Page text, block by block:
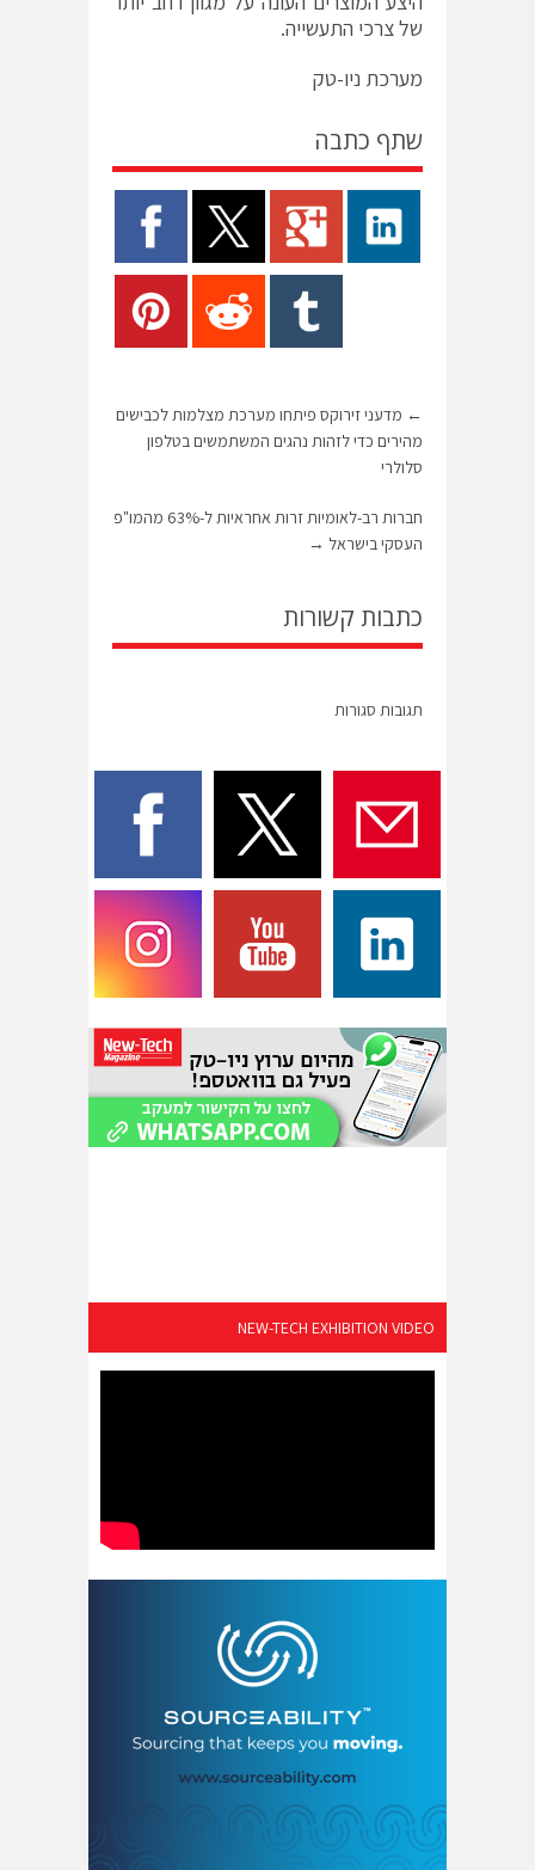
של צרכי התעשייה.
מערכת ניו-טק
שתף כתבה
← מדעני זירוקס פיתחו מערכת מצלמות לכבישים
מהירים כדי לזהות נהגים המשתמשים בטלפון
סלולרי
חברות רב-לאומיות זרות אחראיות ל-63% מהמו"פ
העסקי בישראל →
כתבות קשורות
תגובות סגורות
NEW-TECH EXHIBITION VIDEO